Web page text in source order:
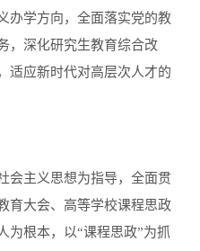
办学方向，全面落实党的教
，深化研究生教育综合改
适应新时代对高层次人才的
会主义思想为指导，全面贯
育大会、高等学校课程思政
为根本，以“课程思政”为抓